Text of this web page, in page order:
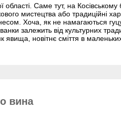
Саме тут, на Косівському
мистецтва або традиційні
Хоча, як не намагаються
залежить від культурних
явища, новітнє сміття в
вина